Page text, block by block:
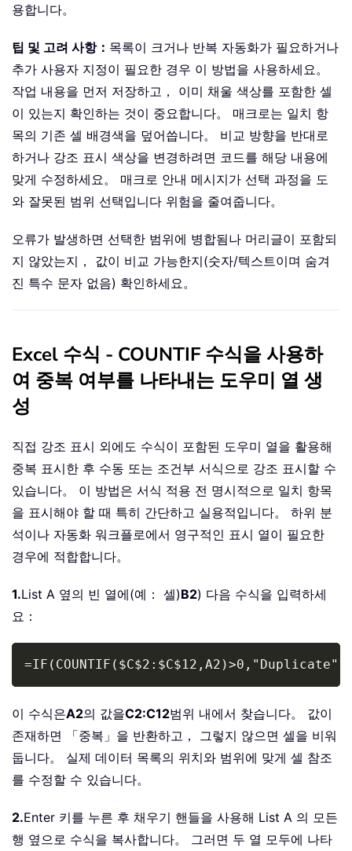
용합니다。
팁 및 고려 사항： 목록이 크거나 반복 자동화가 필요하거나
추가 사용자 지정이 필요한 경우 이 방법을 사용하세요。
작업 내용을 먼저 저장하고， 이미 채울 색상를 포함한 셀
이 있는지 확인하는 것이 중요합니다。 매크로는 일치 항
목의 기존 셀 배경색을 덮어씁니다。 비교 방향을 반대로
하거나 강조 표시 색상을 변경하려면 코드를 해당 내용에
맞게 수정하세요。 매크로 안내 메시지가 선택 과정을 도
와 잘못된 범위 선택입니다 위험을 줄여줍니다。
오류가 발생하면 선택한 범위에 병합됨나 머리글이 포함되
지 않았는지， 값이 비교 가능한지(숫자/텍스트이며 숨겨
진 특수 문자 없음) 확인하세요。
Excel 수식 - COUNTIF 수식을 사용하
여 중복 여부를 나타내는 도우미 열 생
성
직접 강조 표시 외에도 수식이 포함된 도우미 열을 활용해
중복 표시한 후 수동 또는 조건부 서식으로 강조 표시할 수
있습니다。 이 방법은 서식 적용 전 명시적으로 일치 항목
을 표시해야 할 때 특히 간단하고 실용적입니다。 하위 분
석이나 자동화 워크플로에서 영구적인 표시 열이 필요한
경우에 적합합니다。
1.List A 옆의 빈 열에(예： 셀)B2) 다음 수식을 입력하세
요：
Copy
이 수식은A2의 값을C2:C12범위 내에서 찾습니다。 값이
존재하면 「중복」을 반환하고， 그렇지 않으면 셀을 비워
둡니다。 실제 데이터 목록의 위치와 범위에 맞게 셀 참조
를 수정할 수 있습니다。
2.Enter 키를 누른 후 채우기 핸들을 사용해 List A 의 모든
행 옆으로 수식을 복사합니다。 그러면 두 열 모두에 나타